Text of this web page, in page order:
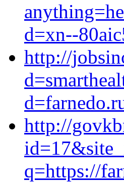
d=xn--
http://
http://
q=https://